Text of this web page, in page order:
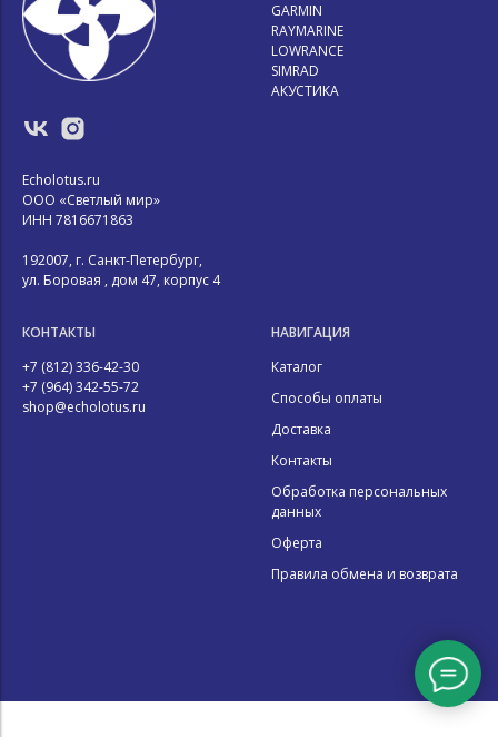
Echolotus.ru
ООО «Светлый мир»
ИНН 7816671863
192007, г. Санкт-Петербург,
ул. Боровая , дом 47, корпус 4
GARMIN
RAYMARINE
LOWRANCE
SIMRAD
АКУСТИКА
КОНТАКТЫ
+7 (812) 336-42-30
+7 (964) 342-55-72
shop@echolotus.ru
НАВИГАЦИЯ
Каталог
Способы оплаты
Доставка
Контакты
Обработка персональных
данных
Оферта
Правила обмена и возврата